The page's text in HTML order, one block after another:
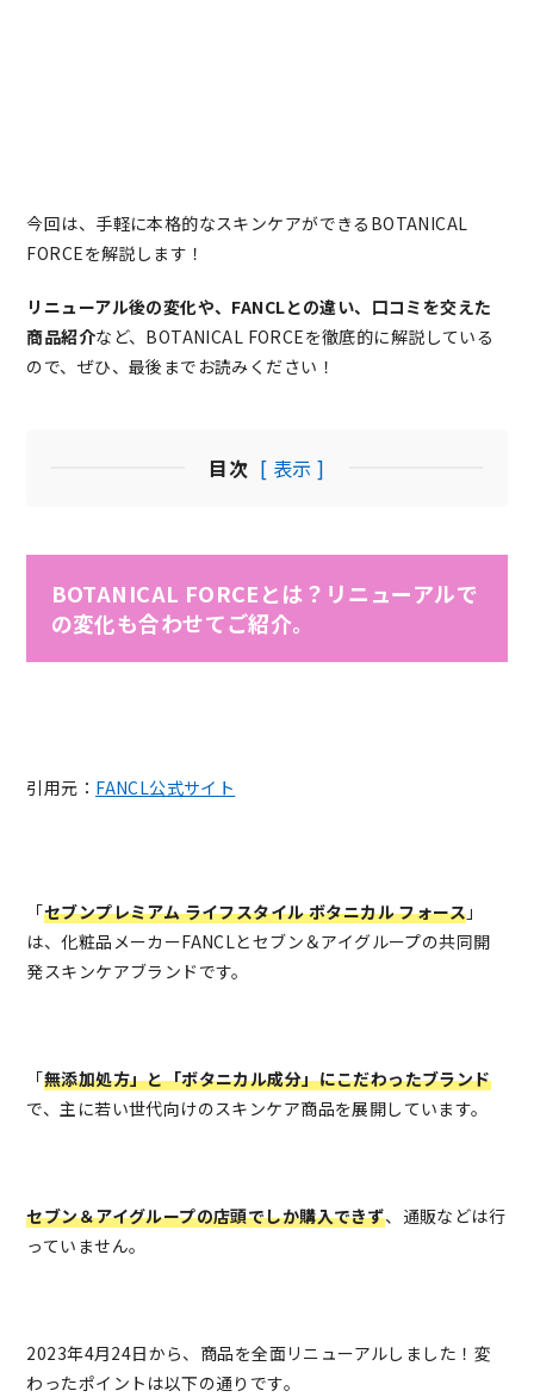
今回は、手軽に本格的なスキンケアができるBOTANICAL
FORCEを解説します！
リニューアル後の変化や、FANCLとの違い、口コミを交えた
商品紹介など、BOTANICAL FORCEを徹底的に解説している
ので、ぜひ、最後までお読みください！
目次 [ 表示 ]
BOTANICAL FORCEとは？リニューアルで
の変化も合わせてご紹介。
引用元： FANCL公式サイト
「セブンプレミアム ライフスタイル ボタニカル フォース 」
は、化粧品メーカーFANCLとセブン＆アイグループの共同開
発スキンケアブランドです。
「無添加処方」と「ボタニカル成分」にこだわったブランド
で、主に若い世代向けのスキンケア商品を展開しています。
セブン＆アイグループの店頭でしか購入できず、通販などは行
っていません。
2023年4月24日から、商品を全面リニューアルしました！変
わったポイントは以下の通りです。